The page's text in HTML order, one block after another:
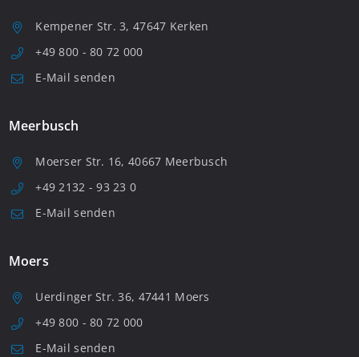
Kempener Str. 3, 47647 Kerken
+49 800 - 80 72 000
E-Mail senden
Meerbusch
Moerser Str. 16, 40667 Meerbusch
+49 2132 - 93 23 0
E-Mail senden
Moers
Uerdinger Str. 36, 47441 Moers
+49 800 - 80 72 000
E-Mail senden